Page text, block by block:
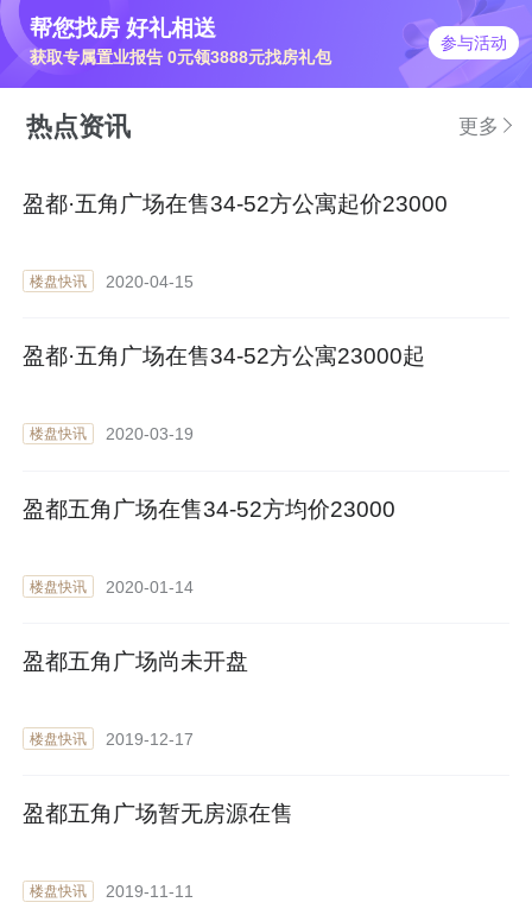
帮您找房 好礼相送
获取专属置业报告 0元领3888元找房礼包
参与活动
热点资讯 更多
盈都·五角广场在售34-52方公寓起价23000
楼盘快讯 2020-04-15
盈都·五角广场在售34-52方公寓23000起
楼盘快讯 2020-03-19
盈都五角广场在售34-52方均价23000
楼盘快讯 2020-01-14
盈都五角广场尚未开盘
楼盘快讯 2019-12-17
盈都五角广场暂无房源在售
楼盘快讯 2019-11-11